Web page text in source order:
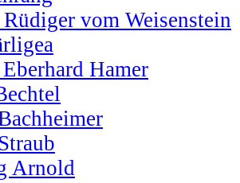
vom Weisenstein
Hamer
Arnold